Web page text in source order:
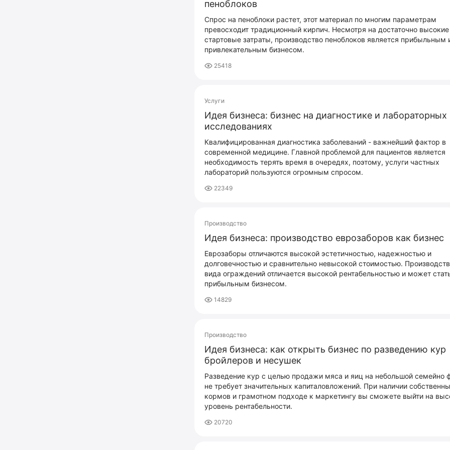
пеноблоков
Спрос на пеноблоки растет, этот материал по многим параметрам
превосходит традиционный кирпич. Несмотря на достаточно высокие
стартовые затраты, производство пеноблоков является прибыльным
привлекательным бизнесом.
25418
Услуги
Идея бизнеса: бизнес на диагностике и лабораторных
исследованиях
Квалифицированная диагностика заболеваний - важнейший фактор в
современной медицине. Главной проблемой для пациентов является
необходимость терять время в очередях, поэтому, услуги частных
лабораторий пользуются огромным спросом.
22349
Производство
Идея бизнеса: производство еврозаборов как бизнес
Еврозаборы отличаются высокой эстетичностью, надежностью и
долговечностью и сравнительно невысокой стоимостью.
вида ограждений отличается высокой рентабельностью и может
прибыльным бизнесом.
14829
Производство
Идея бизнеса: как открыть бизнес по разведению кур
бройлеров и несушек
Разведение кур с целью продажи мяса и яиц на небольшой семейно
не требует значительных капиталовложений. При наличии
кормов и грамотном подходе к маркетингу вы сможете выйти на
уровень рентабельности.
20720